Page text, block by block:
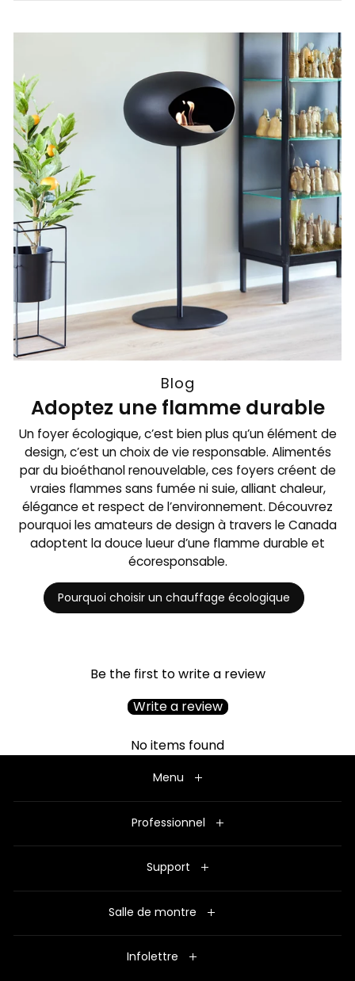
Blog
Adoptez une flamme durable
Un foyer écologique, c’est bien plus qu’un élément de
design, c’est un choix de vie responsable. Alimentés
par du bioéthanol renouvelable, ces foyers créent de
vraies flammes sans fumée ni suie, alliant chaleur,
élégance et respect de l’environnement. Découvrez
pourquoi les amateurs de design à travers le Canada
adoptent la douce lueur d’une flamme durable et
écoresponsable.
Pourquoi choisir un chauffage écologique
Be the first to write a review
Write a review
No items found
Menu
Professionnel
Support
Salle de montre
Infolettre